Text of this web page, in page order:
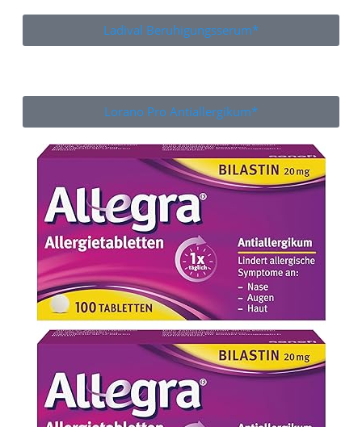
Ladival Beruhigungsserum*
Lorano Pro Antiallergikum*